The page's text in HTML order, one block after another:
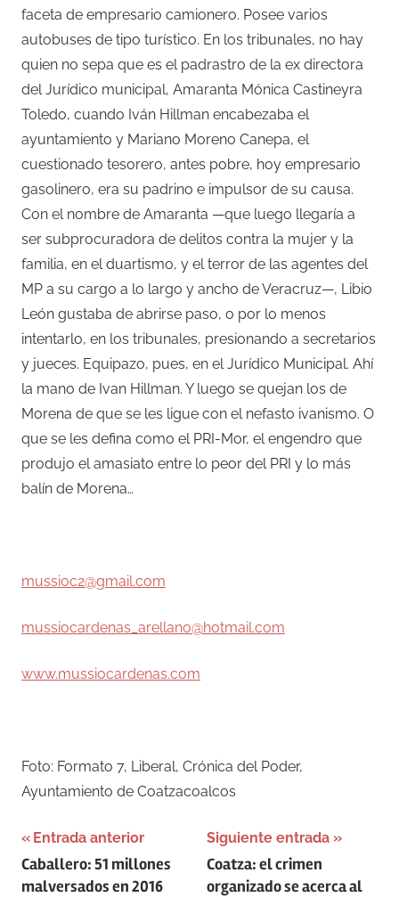
faceta de empresario camionero. Posee varios
autobuses de tipo turístico. En los tribunales, no hay
quien no sepa que es el padrastro de la ex directora
del Jurídico municipal, Amaranta Mónica Castineyra
Toledo, cuando Iván Hillman encabezaba el
ayuntamiento y Mariano Moreno Canepa, el
cuestionado tesorero, antes pobre, hoy empresario
gasolinero, era su padrino e impulsor de su causa.
Con el nombre de Amaranta —que luego llegaría a
ser subprocuradora de delitos contra la mujer y la
familia, en el duartismo, y el terror de las agentes del
MP a su cargo a lo largo y ancho de Veracruz—, Libio
León gustaba de abrirse paso, o por lo menos
intentarlo, en los tribunales, presionando a secretarios
y jueces. Equipazo, pues, en el Jurídico Municipal. Ahí
la mano de Ivan Hillman. Y luego se quejan los de
Morena de que se les ligue con el nefasto ivanismo. O
que se les defina como el PRI-Mor, el engendro que
produjo el amasiato entre lo peor del PRI y lo más
balín de Morena…
mussioc2@gmail.com
mussiocardenas_arellano@hotmail.com
www.mussiocardenas.com
Foto: Formato 7, Liberal, Crónica del Poder,
Ayuntamiento de Coatzacoalcos
Navegación
de
Entrada anterior
Caballero: 51 millones
malversados en 2016
Siguiente entrada
Coatza: el crimen
organizado se acerca al